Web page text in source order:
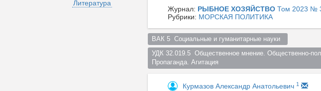
Литература
Журнал: РЫБНОЕ ХОЗЯЙСТВО Том 2023 №
Рубрики: МОРСКАЯ ПОЛИТИКА
ВАК 5  Социальные и гуманитарные науки
УДК 32.019.5  Общественное мнение. Общественно-
Пропаганда. Агитация
Курмазов Александр Анатольевич 1